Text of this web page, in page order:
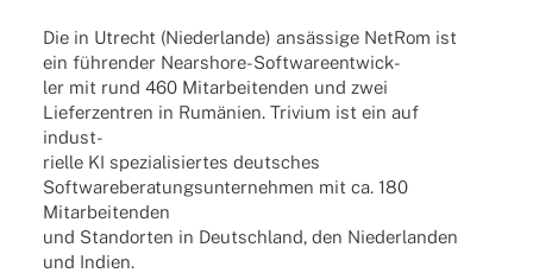
Die in Utrecht (Nieder­lande) ansäs­sige NetRom ist
ein führen­der Nearshore-Softwareentwick-
ler mit rund 460 Mitar­bei­ten­den und zwei
Liefer­zen­tren in Rumä­nien. Trivium ist ein auf
indust-
rielle KI spezia­li­sier­tes deut­sches
Soft­ware­be­ra­tungs­un­ter­neh­men mit ca. 180
Mitarbeitenden
und Stand­or­ten in Deutsch­land, den Nieder­lan­den
und Indien.